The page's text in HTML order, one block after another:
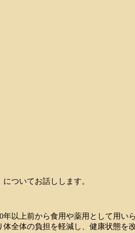
ついてお話しします。
以上前から食用や薬用として用
全体の負担を軽減し、健康状態を